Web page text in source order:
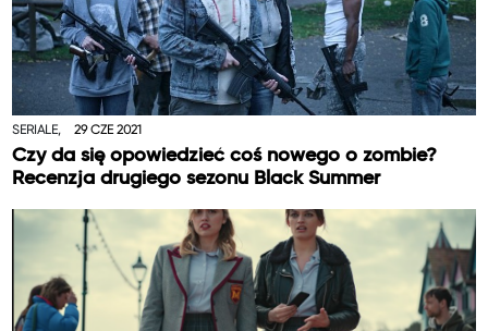
SERIALE, 29 CZE 2021
Czy da się opowiedzieć coś nowego o zombie?
Recenzja drugiego sezonu Black Summer